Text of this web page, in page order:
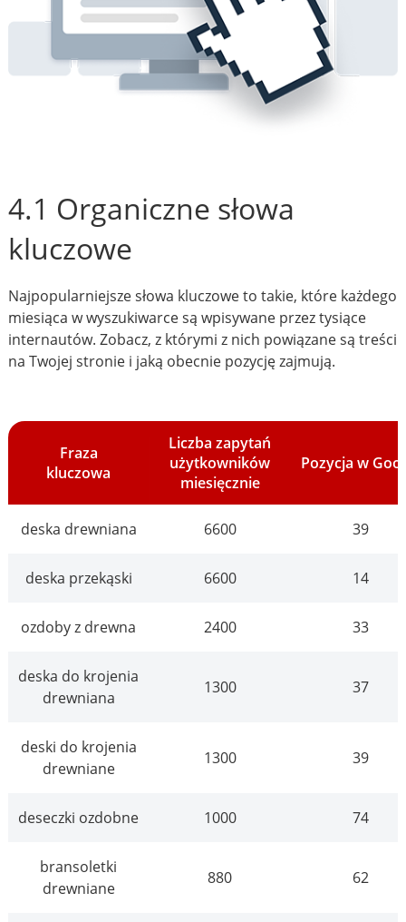
4.1 Organiczne słowa
kluczowe
Najpopularniejsze słowa kluczowe to takie, które każdego
miesiąca w wyszukiwarce są wpisywane przez tysiące
internautów. Zobacz, z którymi z nich powiązane są treści
na Twojej stronie i jaką obecnie pozycję zajmują.
Fraza
kluczowa
Liczba zapytań
użytkowników
miesięcznie
Pozycja w
deska drewniana 6600 39
deska przekąski 6600 14
ozdoby z drewna 2400 33
deska do krojenia
drewniana
1300 37
deski do krojenia
drewniane
1300 39
deseczki ozdobne 1000 74
bransoletki
drewniane
880 62